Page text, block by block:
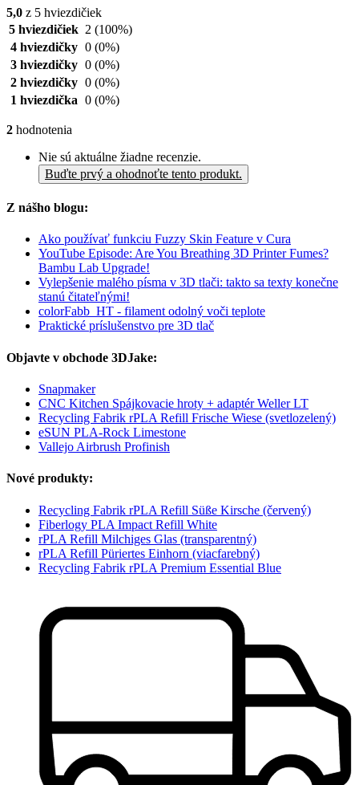
5,0 z 5 hviezdičiek
5 hviezdičiek 2 (100%)
4 hviezdičky 0 (0%)
3 hviezdičky 0 (0%)
2 hviezdičky 0 (0%)
1 hviezdička 0 (0%)
2 hodnotenia
Nie sú aktuálne žiadne recenzie.
Buďte prvý a ohodnoťte tento produkt.
Z nášho blogu:
Ako používať funkciu Fuzzy Skin Feature v Cura
YouTube Episode: Are You Breathing 3D Printer Fumes?
Bambu Lab Upgrade!
Vylepšenie malého písma v 3D tlači: takto sa texty konečne
stanú čitateľnými!
colorFabb_HT - filament odolný voči teplote
Praktické príslušenstvo pre 3D tlač
Objavte v obchode 3DJake:
Snapmaker
CNC Kitchen Spájkovacie hroty + adaptér Weller LT
Recycling Fabrik rPLA Refill Frische Wiese (svetlozelený)
eSUN PLA-Rock Limestone
Vallejo Airbrush Profinish
Nové produkty:
Recycling Fabrik rPLA Refill Süße Kirsche (červený)
Fiberlogy PLA Impact Refill White
rPLA Refill Milchiges Glas (transparentný)
rPLA Refill Püriertes Einhorn (viacfarebný)
Recycling Fabrik rPLA Premium Essential Blue